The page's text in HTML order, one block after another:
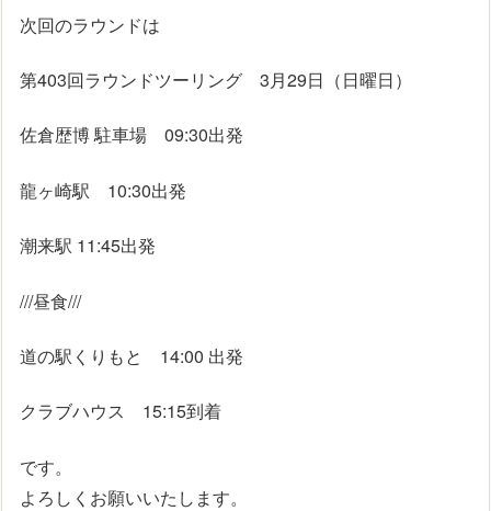
次回のラウンドは
第403回ラウンドツーリング 3月29日（日曜日）
佐倉歴博 駐車場 09:30出発
龍ヶ崎駅 10:30出発
潮来駅 11:45出発
///昼食///
道の駅くりもと 14:00 出発
クラブハウス 15:15到着
です。
よろしくお願いいたします。